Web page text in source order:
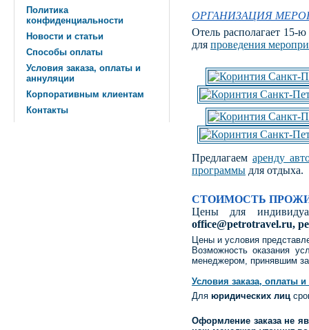
Политика
конфиденциальности
Новости и статьи
Способы оплаты
Условия заказа, оплаты и
аннуляции
Корпоративным клиентам
Контакты
ОРГАНИЗАЦИЯ
Отель располагает 15-
для проведения
Предлагаем аренду
программы для отдыха.
СТОИМОСТЬ
Цены для
office@petrotravel.ru,
Цены и условия
Возможность оказания
менеджером, принявшим
Условия заказа, оплаты
Для юридических лиц
Оформление заказа не